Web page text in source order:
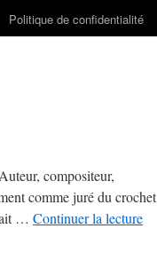
Politique de confidentialité
compositeur,
comme juré du crochet
… Continuer la lecture